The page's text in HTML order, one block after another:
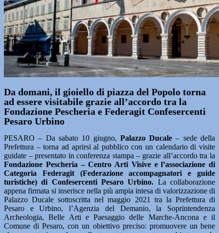
Da domani, il gioiello di piazza del Popolo torna
ad essere visitabile grazie all’accordo tra la
Fondazione Pescheria e Federagit Confesercenti
Pesaro Urbino
PESARO – Da sabato 10 giugno, Palazzo Ducale – sede della
Prefettura – torna ad aprirsi al pubblico con un calendario di visite
guidate – presentato in conferenza stampa – grazie all’accordo tra la
Fondazione Pescheria – Centro Arti Visive e l’associazione di
Categoria Federagit (Federazione accompagnatori e guide
turistiche) di Confesercenti Pesaro Urbino. La collaborazione
appena firmata si inserisce nella più ampia intesa di valorizzazione di
Palazzo Ducale sottoscritta nel maggio 2021 tra la Prefettura di
Pesaro e Urbino, l’Agenzia del Demanio, la Soprintendenza
Archeologia, Belle Arti e Paesaggio delle Marche-Ancona e il
Comune di Pesaro, con un obiettivo preciso: promuovere un bene